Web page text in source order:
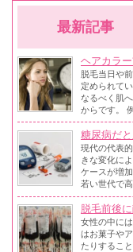
最新記事
ヘアカラ
脱毛当日や
定められて
なるべく肌
からです。
糖尿病だ
現代の代表
きな変化に
ケースが増
若い世代で
脱毛前後
女性の中に
はお菓子や
たりするこ